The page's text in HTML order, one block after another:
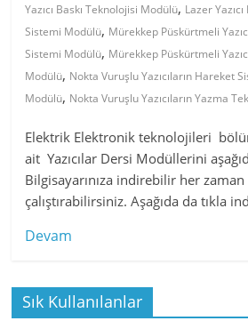
Yazıcı Baskı Teknolojisi Modülü, Lazer
Sistemi Modülü, Mürekkep Püskürtmeli
Sistemi Modülü, Mürekkep Püskürtmeli
Modülü, Nokta Vuruşlu Yazıcıların Hareket
Modülü, Nokta Vuruşlu Yazıcıların Yazma
Elektrik Elektronik teknolojileri
ait Yazıcılar Dersi Modüllerini
Bilgisayarınıza indirebilir her zaman
çalıştırabilirsiniz. Aşağıda da tıkla
Devam
Sık Kullanılanlar